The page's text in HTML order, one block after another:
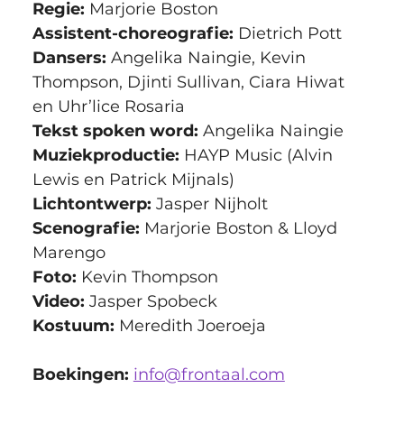
Regie: Marjorie Boston
Assistent-choreografie: Dietrich Pott
Dansers: Angelika Naingie, Kevin
Thompson, Djinti Sullivan, Ciara Hiwat
en Uhr’lice Rosaria
Tekst spoken word: Angelika Naingie
Muziekproductie: HAYP Music (Alvin
Lewis en Patrick Mijnals)
Lichtontwerp: Jasper Nijholt
Scenografie: Marjorie Boston & Lloyd
Marengo
Foto: Kevin Thompson
Video: Jasper Spobeck
Kostuum: Meredith Joeroeja
Boekingen: info@frontaal.com